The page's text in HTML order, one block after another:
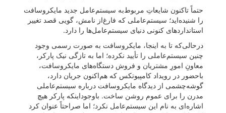
حتماً تاکنون شایعاتِ مربوط‌به سیستم‌عامل جدید مایکروسافت
را شنیده‌اید؛ سیستم‌عاملی که فارغ‌از نامش، گویی قصد تغییر
استاندارد‌های کنونی دنیای سیستم‌عامل‌ها را دارد.
در‌حالی‌که تا‌ به‌ اینجا، مایکروسافت به‌ صورت‌ رسمی وجود
چنین سیستم‌عاملی را تأیید نکرده؛ اما به‌ تازگی نیک پارکر،
معاونِ امورِ مشتریان و فروش دستگاه‌های مایکروسافت،
باحضور در رویداد کامپیوتکس که هم‌اکنون جریان دارد،
گوشه‌چشمی از دیدگاه مایکروسافت درباره سیستم‌عاملی
مدرن را برای عموم روشن ساخت. باوجود‌اینکه پارکر هیچ
اشاره‌ای به نام این سیستم‌عامل نکرد؛ اما صراحتاً عنوان کرد